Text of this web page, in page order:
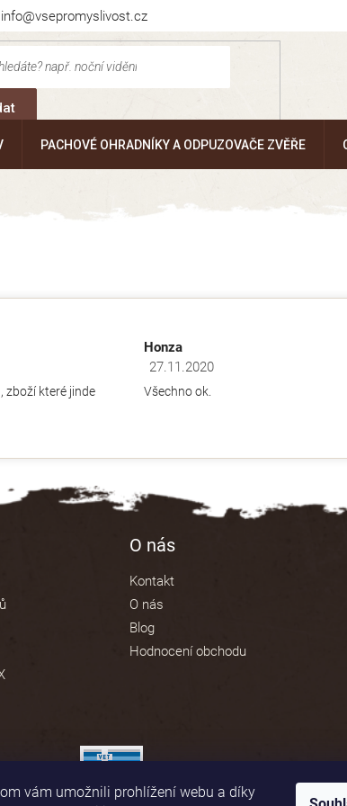
vám umožnili prohlížení webu a díky
info@vsepromyslivost.cz
PACHOVÉ OHRADNÍKY A ODPUZOVAČE ZVĚŘE
je 5 z 5 hvězdiček.
zboží které jinde
Honza
Hodnocení obchodu je 5 z 5
27.11.2020
Všechno ok.
O nás
Kontakt
O nás
Blog
Hodnocení obchodu